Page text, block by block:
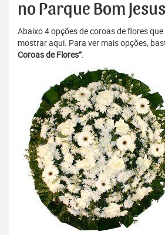
no Parque Bom Jesus
Abaixo 4 opções de coroas de flores
mostrar aqui. Para ver mais opções,
Coroas de Flores”.